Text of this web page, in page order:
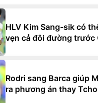
HLV Kim Sang-sik có
vẹn cả đôi đường trước
Rodri sang Barca giúp
ra phương án thay